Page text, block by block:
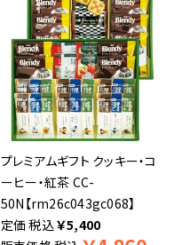
プレミアムギフト クッキー・コ
ーヒー・紅茶 CC-
50N【rm26c043gc068】
税込￥5,400